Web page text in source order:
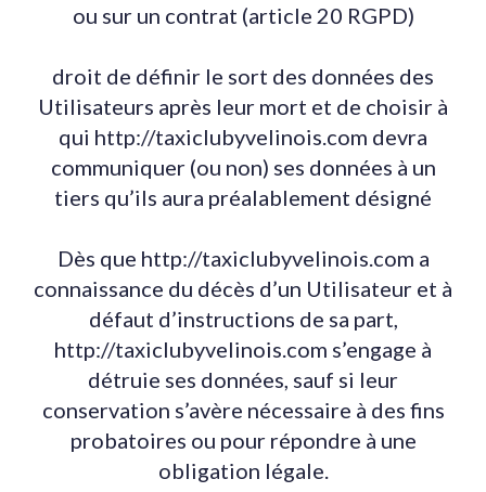
ou sur un contrat (article 20 RGPD)
droit de définir le sort des données des
Utilisateurs après leur mort et de choisir à
qui http://taxiclubyvelinois.com devra
communiquer (ou non) ses données à un
tiers qu’ils aura préalablement désigné
Dès que http://taxiclubyvelinois.com a
connaissance du décès d’un Utilisateur et à
défaut d’instructions de sa part,
http://taxiclubyvelinois.com s’engage à
détruie ses données, sauf si leur
conservation s’avère nécessaire à des fins
probatoires ou pour répondre à une
obligation légale.